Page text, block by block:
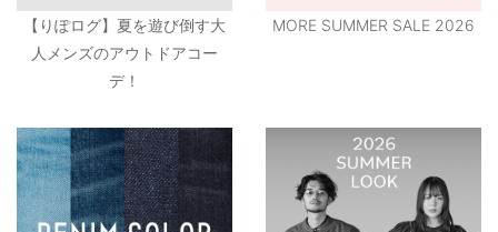
【りぽログ】夏を遊び倒す大
人メンズのアウトドアコー
デ！
MORE SUMMER SALE 2026